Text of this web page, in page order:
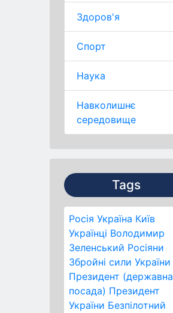
Здоров'я
Спорт
Наука
Навколишнє
середовище
Tags
Росія Україна Київ
Українці Володимир
Зеленський Росіяни
Збройні сили України
Президент (державна
посада) Президент
України Безпілотний